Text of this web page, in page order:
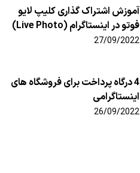
آموزش اشتراک گذاری کلیپ لایو
فوتو در اینستاگرام (Live Photo)
27/09/2022
4 درگاه پرداخت برای فروشگاه های
اینستاگرامی
26/09/2022